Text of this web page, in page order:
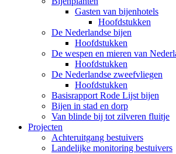
Gasten van bijenhotels
Hoofdstukken
De Nederlandse bijen
Hoofdstukken
De wespen en mieren van
Hoofdstukken
De Nederlandse zweefvliegen
Hoofdstukken
Basisrapport Rode Lijst bijen
Bijen in stad en dorp
Van blinde bij tot zilveren fluitje
Projecten
Achteruitgang bestuivers
Landelijke monitoring bestuivers